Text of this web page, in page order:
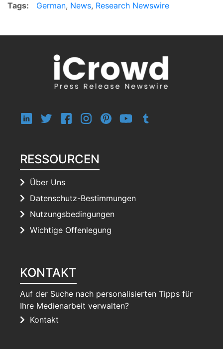
Tags:
German, News, Research Newswire
RESSOURCEN
Über Uns
Datenschutz-Bestimmungen
Nutzungsbedingungen
Wichtige Offenlegung
KONTAKT
Auf der Suche nach personalisierten Tipps für
Ihre Medienarbeit verwalten?
Kontakt